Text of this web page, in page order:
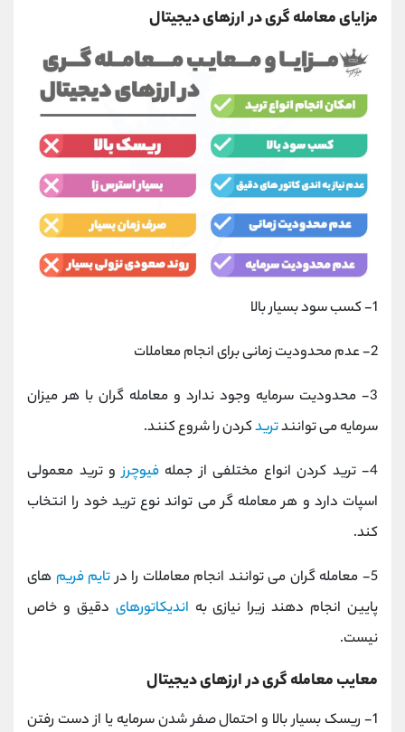
مزایای معامله گری در ارزهای دیجیتال
1- کسب سود بسیار بالا
2- عدم محدودیت زمانی برای انجام معاملات
3- محدودیت سرمایه وجود ندارد و معامله گران با هر میزان
سرمایه می توانندتریدکردن را شروع کنند.
4- ترید کردن انواع مختلفی از جمله
فیوچرزو ترید معمولی
اسپات دارد و هر معامله گر می تواند نوع ترید خود را انتخاب
کند.
5- معامله گران می توانند انجام معاملات را در
تایم فریم های
پایین انجام دهند زیرا نیازی به اندیکاتورهای دقیق و خاص
نیست.
معایب معامله گری در ارزهای دیجیتال
1- ریسک بسیار بالا و احتمال صفر شدن سرمایه یا از دست رفتن